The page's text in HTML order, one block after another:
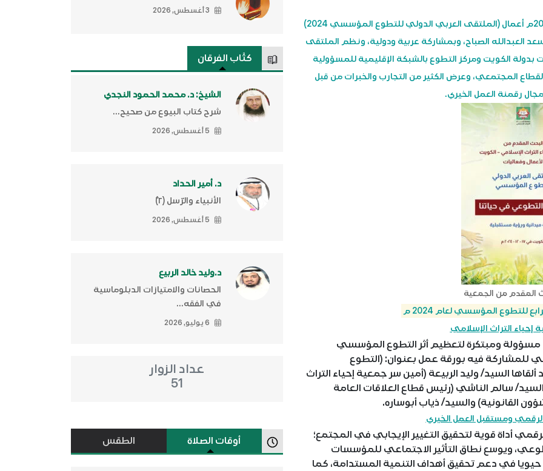
انطلقت يوم الثلاثاء الماضي الموافق 17 ديسمبر 2024م أعمال (الملتقى العربي الدولي للتطوع المؤسسي 2024)
العبدالله الصباح، وبمشاركة عربية ودولية، ونظم الملتقى
بدولة الكويت ومركز التطوع بالشبكة الإقليمية للمسؤولية
المجتمعي، وعرض الكثير من التجارب والخبرات من قبل
رقمنة العمل الخيري.
المقدم من الجمعية
للتطوع المؤسسي لعام 2024 م
التراث الإسلامي
ومبتكرة لتعظيم أثر التطوع المؤسسي
للمشاركة فيه بورقة عمل بعنوان: (التطوع
السيد/ وليد الربيعة (أمين سر جمعية إحياء التراث
سالم الناشي (رئيس قطاع العلاقات العامة
القانونية) والسيد/ ذياب أبوساره.
ومستقبل العمل الخيري
أداة قوية لتحقيق التغيير الإيجابي في المجتمع؛
ويوسع نطاق التأثير الاجتماعي للمؤسسات
في دعم تحقيق أهداف التنمية المستدامة، كما
3 أغسطس, 2026
كتَّاب الفرقان
الشيخ: د. محمد الحمود النجدي
شرح كتاب البيوع من صحيح...
5 أغسطس, 2026
د. أمير الحداد
الأنبياء والرّسل (٢)ّ
5 أغسطس, 2026
د.وليد خالد الربيع
الحصانات والامتيازات الدبلوماسية
في الفقه...
6 يوليو, 2026
عداد الزوار
51
أوقات الصلاة الطقس